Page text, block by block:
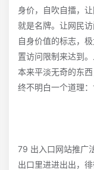
身价，自吹自擂，
就是名牌。让网民
自身价值的标志，
置访问限制来达到
本来平淡无奇的东
终不明白一个道理
79 出入口网站推广
出口里进进出出，